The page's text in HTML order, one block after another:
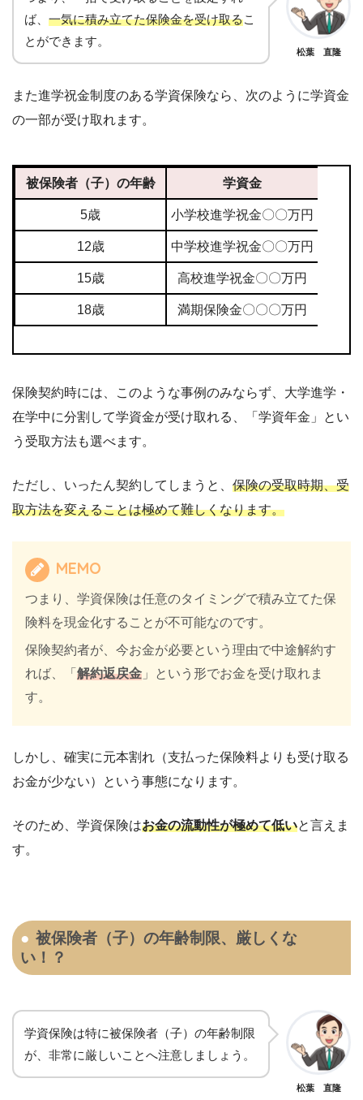
ば、 一気に積み立てた保険金を受け取るこ
とができます。
松葉 直隆
また進学祝金制度のある学資保険なら、次のように学資金
の一部が受け取れます。
被保険者（子）の年齢 学資金
5歳 小学校進学祝金〇〇万円
12歳 中学校進学祝金〇〇万円
15歳 高校進学祝金〇〇万円
18歳 満期保険金〇〇〇万円
保険契約時には、このような事例のみならず、大学進学・
在学中に分割して学資金が受け取れる、「学資年金」とい
う受取方法も選べます。
ただし、いったん契約してしまうと、 保険の受取時期、受
取方法を変えることは極めて難しくなります。
MEMO
つまり、学資保険は任意のタイミングで積み立てた保
険料を現金化することが不可能なのです。
保険契約者が、今お金が必要という理由で中途解約す
れば、「 解約返戻金 」という形でお金を受け取れま
す。
しかし、確実に元本割れ（支払った保険料よりも受け取る
お金が少ない）という事態になります。
そのため、学資保険はお金の流動性が極めて低いと言えま
す。
被保険者（子）の年齢制限、厳しくな
い！？
学資保険は特に被保険者（子）の年齢制限
が、非常に厳しいことへ注意しましょう。
松葉 直隆